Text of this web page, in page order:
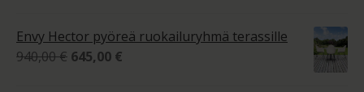
790,00 €
Envy Hector pyöreä ruokailuryhmä terassille
940,00€ Alkuperäinen
645,00 €